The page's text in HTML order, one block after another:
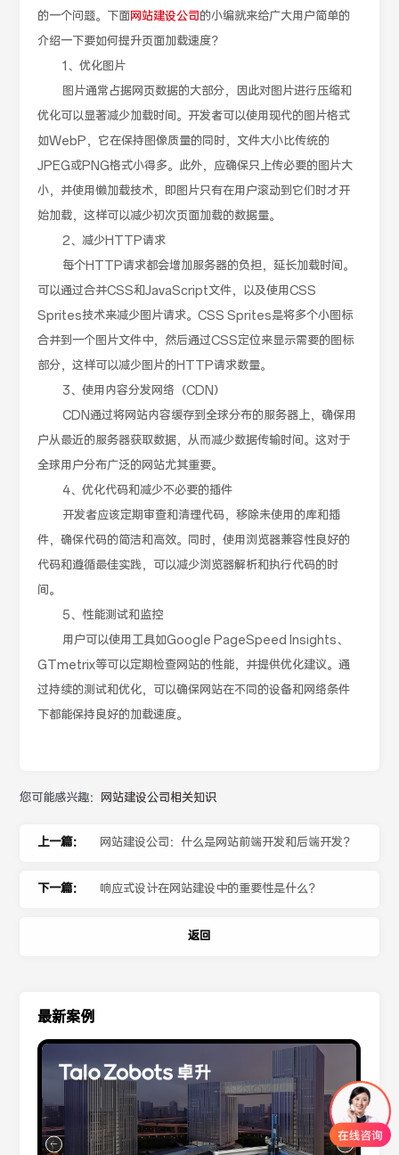
的一个问题。下面网站建设公司的小编就来给广大用户简单的
介绍一下要如何提升页面加载速度？
1、优化图片
图片通常占据网页数据的大部分，因此对图片进行压缩和
优化可以显著减少加载时间。开发者可以使用现代的图片格式
如WebP，它在保持图像质量的同时，文件大小比传统的
JPEG或PNG格式小得多。此外，应确保只上传必要的图片大
小，并使用懒加载技术，即图片只有在用户滚动到它们时才开
始加载，这样可以减少初次页面加载的数据量。
2、减少HTTP请求
每个HTTP请求都会增加服务器的负担，延长加载时间。
可以通过合并CSS和JavaScript文件，以及使用CSS
Sprites技术来减少图片请求。CSS Sprites是将多个小图标
合并到一个图片文件中，然后通过CSS定位来显示需要的图标
部分，这样可以减少图片的HTTP请求数量。
3、使用内容分发网络（CDN）
CDN通过将网站内容缓存到全球分布的服务器上，确保用
户从最近的服务器获取数据，从而减少数据传输时间。这对于
全球用户分布广泛的网站尤其重要。
4、优化代码和减少不必要的插件
开发者应该定期审查和清理代码，移除未使用的库和插
件，确保代码的简洁和高效。同时，使用浏览器兼容性良好的
代码和遵循最佳实践，可以减少浏览器解析和执行代码的时
间。
5、性能测试和监控
用户可以使用工具如Google PageSpeed Insights、
GTmetrix等可以定期检查网站的性能，并提供优化建议。通
过持续的测试和优化，可以确保网站在不同的设备和网络条件
下都能保持良好的加载速度。
您可能感兴趣： 网站建设公司相关知识
上一篇： 网站建设公司：什么是网站前端开发和后端开发？
下一篇： 响应式设计在网站建设中的重要性是什么？
返回
最新案例